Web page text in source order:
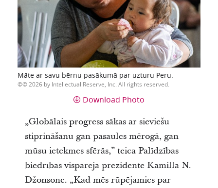
Māte ar savu bērnu pasākumā par uzturu Peru.
© 2026 by Intellectual Reserve, Inc. All rights reserved.
Download Photo
„Globālais progress sākas ar sieviešu
stiprināšanu gan pasaules mērogā, gan
mūsu ietekmes sfērās,” teica Palīdzības
biedrības vispārējā prezidente Kamilla N.
Džonsone. „Kad mēs rūpējamies par